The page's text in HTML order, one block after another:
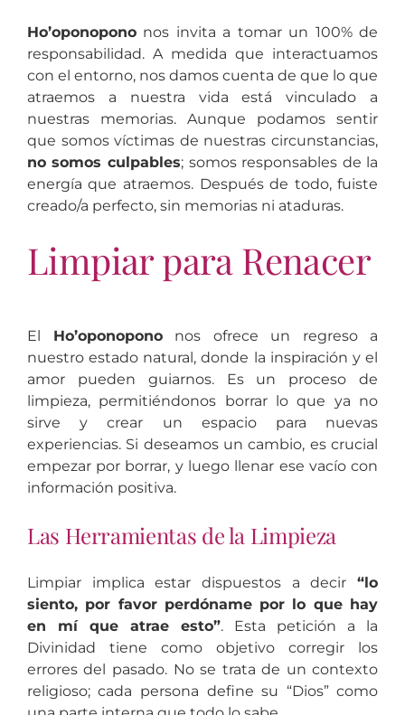
Ho’oponopononos invita a tomar un 100% de
responsabilidad. A medida que interactuamos
con el entorno, nos damos cuenta de que lo que
atraemos a nuestra vida está vinculado a
nuestras memorias. Aunque podamos sentir
que somos víctimas de nuestras circunstancias,
no somos culpables; somos responsables de la
energía que atraemos. Después de todo, fuiste
creado/a perfecto, sin memorias ni ataduras.
Limpiar para Renacer
El Ho’oponopononos ofrece un regreso a
nuestro estado natural, donde la inspiración y el
amor pueden guiarnos. Es un proceso de
limpieza, permitiéndonos borrar lo que ya no
sirve y crear un espacio para nuevas
experiencias. Si deseamos un cambio, es crucial
empezar por borrar, y luego llenar ese vacío con
información positiva.
Las Herramientas de la Limpieza
Limpiar implica estar dispuestos a decir“lo
siento, por favor perdóname por lo que hay
en mí que atrae esto”. Esta petición a la
Divinidad tiene como objetivo corregir los
errores del pasado. No se trata de un contexto
religioso; cada persona define su “Dios” como